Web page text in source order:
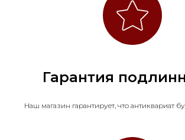
Гарантия
Наш магазин гарантирует, что антиквариат